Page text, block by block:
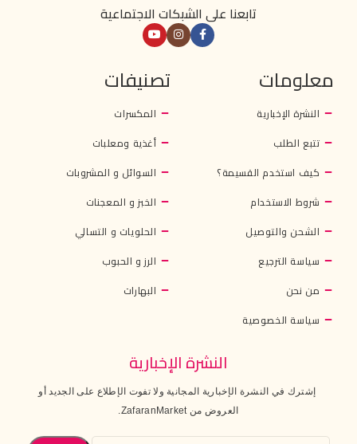
تابعنا على الشبكات الاجتماعية
معلومات
النشرة الإخبارية
تتبع الطلب
كيف استخدم القسيمة؟
شروط الاستخدام
الشحن والتوصيل
سياسة الترجيع
من نحن
سياسة الخصوصية
تصنيفات
المكسرات
أغذية ومعلبات
السوائل و المشروبات
الخبز و المعجنات
الحلويات و التسالي
الرز و الحبوب
البهارات
النشرة الإخبارية
إشترك في النشرة الإخبارية المجانية ولا تفوت الإطلاع على الجديد أو
العروض من ZafaranMarket.